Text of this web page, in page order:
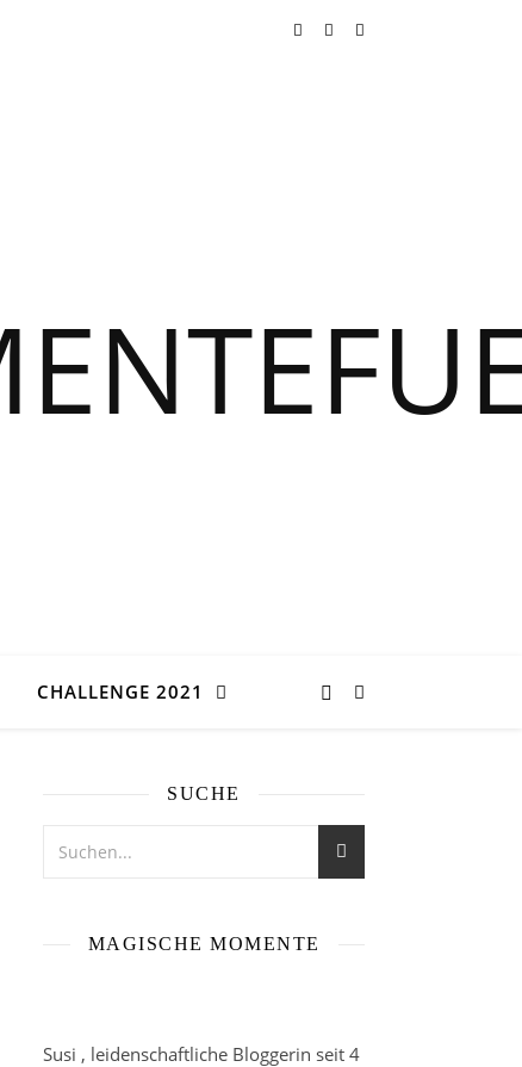
CHALLENGE 2021
SUCHE
MAGISCHE MOMENTE
Susi , leidenschaftliche Bloggerin seit 4